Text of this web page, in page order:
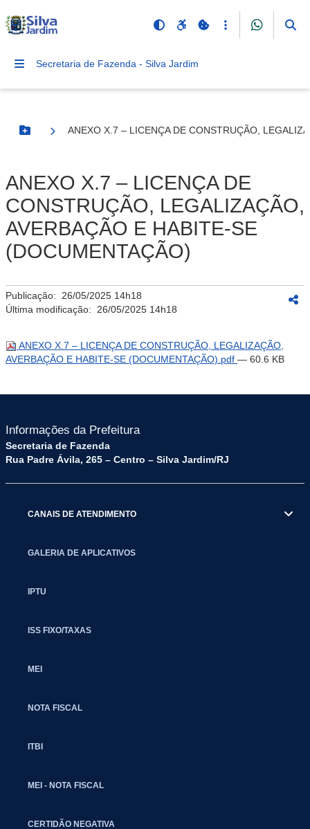
Secretaria de Fazenda - Silva Jardim
Botão Menu
ANEXO X.7 – LICENÇA DE CONSTRUÇÃO,
ANEXO X.7 – LICENÇA DE
CONSTRUÇÃO, LEGALIZAÇÃO,
AVERBAÇÃO E HABITE-SE
(DOCUMENTAÇÃO)
Publicação: 26/05/2025 14h18
Última modificação: 26/05/2025 14h18
ANEXO X.7 – LICENÇA DE CONSTRUÇÃO, LEGALIZAÇÃO,
AVERBAÇÃO E HABITE-SE (DOCUMENTAÇÃO).pdf — 60.6 KB
Informações da Prefeitura
Secretaria de Fazenda
Rua Padre Ávila, 265 – Centro – Silva Jardim/RJ
CANAIS DE ATENDIMENTO
GALERIA DE APLICATIVOS
IPTU
ISS FIXO/TAXAS
MEI
NOTA FISCAL
ITBI
MEI - NOTA FISCAL
CERTIDÃO NEGATIVA